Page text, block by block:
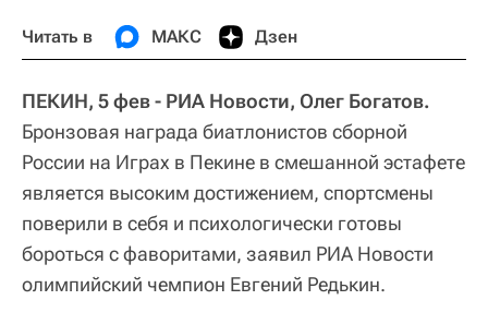
Читать в МАКС Дзен
ПЕКИН, 5 фев - РИА Новости, Олег Богатов.
Бронзовая награда биатлонистов сборной
России на Играх в Пекине в смешанной эстафете
является высоким достижением, спортсмены
поверили в себя и психологически готовы
бороться с фаворитами, заявил РИА Новости
олимпийский чемпион Евгений Редькин.